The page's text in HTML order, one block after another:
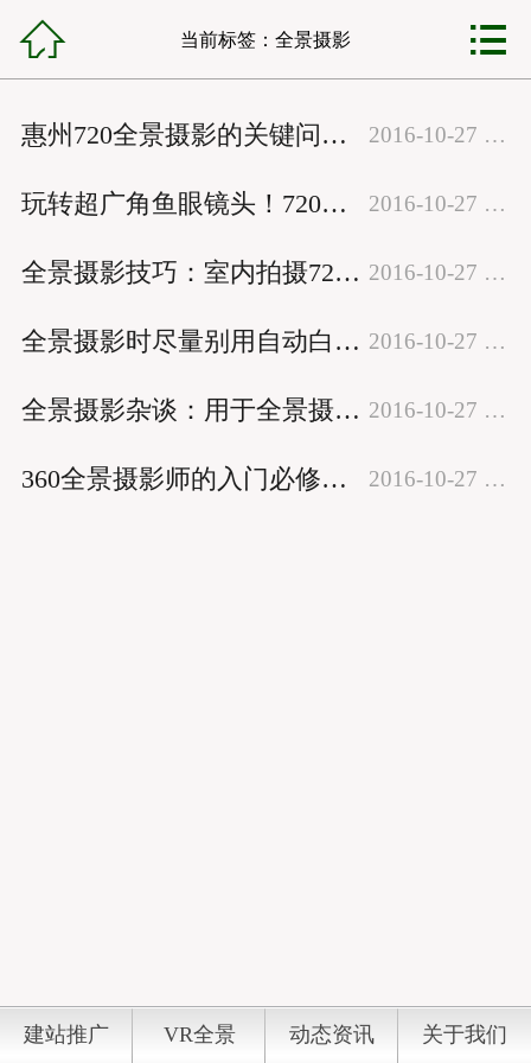

全网营销
网站托管
锦程资讯
客服中心
 当前标签：全景摄影 
惠州720全景摄影的关键问题：镜头节点的调整方法 2016-10-27 22:03:18
玩转超广角鱼眼镜头！720度全景摄影照片经验之谈 2016-10-27 22:02:05
全景摄影技巧：室内拍摄720全景照片的5点经验总结 2016-10-27 22:00:40
全景摄影时尽量别用自动白平衡！尼康或佳能单反相机如何设置白平衡 2016-10-27 21:53:28
全景摄影杂谈：用于全景摄影的照相机和镜头分别有什么要求？ 2016-10-27 21:51:52
360全景摄影师的入门必修课：360度三维全景摄影的成功经验总结 2016-10-27 21:45:19
建站推广 VR全景 动态资讯 关于我们